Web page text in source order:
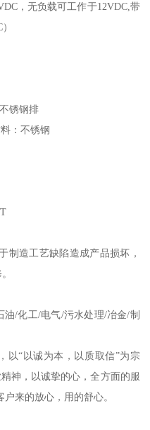
，无负载可工作于12VDC,带
锈钢排
：不锈钢
制造工艺缺陷造成产品损坏，
/化工/电气/污水处理/冶金/制
以“以诚为本，以质取信”为宗
神，以诚挚的心，全方面的服
来的放心，用的舒心。